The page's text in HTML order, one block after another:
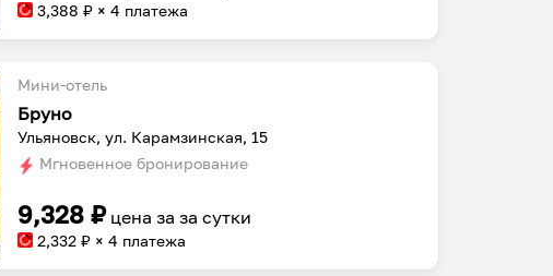
3,388 ₽ × 4 платежа
Мини-отель
Бруно
Ульяновск, ул. Карамзинская, 15
Мгновенное бронирование
9,328 ₽ цена заза сутки
2,332 ₽ × 4 платежа